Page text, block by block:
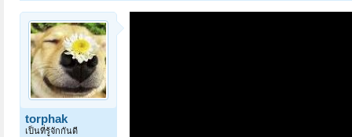
torphak
เป็นที่รู้จักกันดี